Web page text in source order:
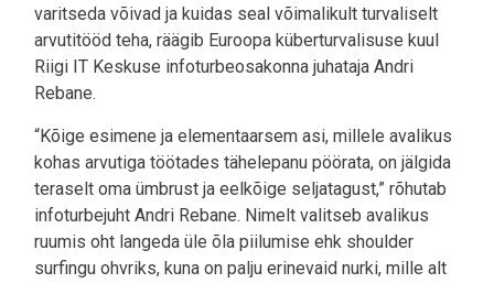
varitseda võivad ja kuidas seal võimalikult turvaliselt
arvutitööd teha, räägib Euroopa küberturvalisuse kuul
Riigi IT Keskuse infoturbeosakonna juhataja Andri
Rebane.
“Kõige esimene ja elementaarsem asi, millele avalikus
kohas arvutiga töötades tähelepanu pöörata, on jälgida
teraselt oma ümbrust ja eelkõige seljatagust,” rõhutab
infoturbejuht Andri Rebane. Nimelt valitseb avalikus
ruumis oht langeda üle õla piilumise ehk shoulder
surfingu ohvriks, kuna on palju erinevaid nurki, mille alt